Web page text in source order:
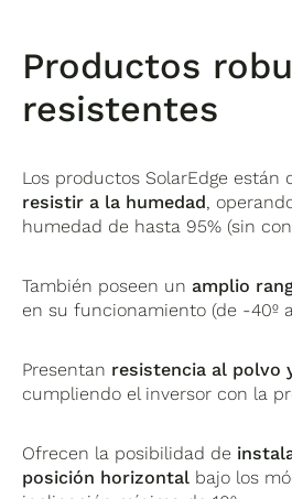
Productos
resistentes
Los productos SolarEdge están
resistir a la humedad,
humedad de hasta 95% (sin
También poseen un amplio
en su funcionamiento (de -40º
Presentan resistencia al polvo
cumpliendo el inversor con la
Ofrecen la posibilidad de
posición horizontal bajo los